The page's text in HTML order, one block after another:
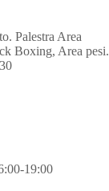
Palestra Area
Boxing, Area pesi.
19:00